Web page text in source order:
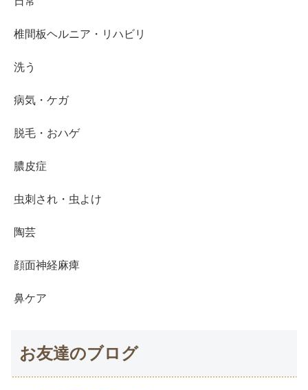
椎間板ヘルニア・リハビリ
洗う
病気・ケガ
脱毛・おハゲ
膿皮症
虫刺され・虫よけ
陶芸
顔面神経麻痺
鼻ケア
お友達のブログ